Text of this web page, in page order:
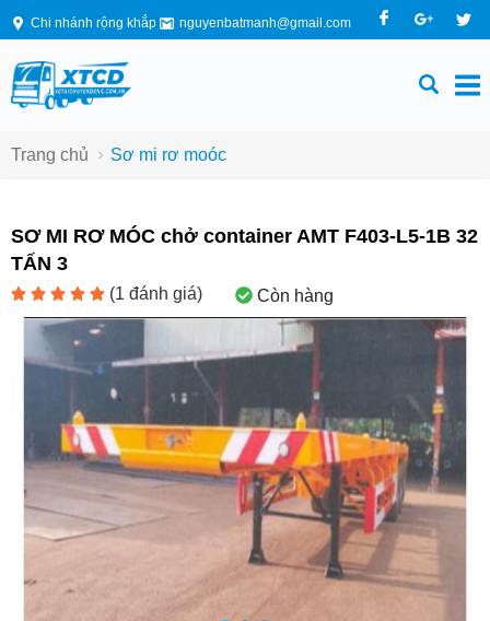
Chi nhánh rộng khắp nguyenbatmanh@gmail.com
Trang chủ Sơ mi rơ moóc
SƠ MI RƠ MÓC chở container AMT F403-L5-1B 32
TẤN 3
(1 đánh giá) Còn hàng